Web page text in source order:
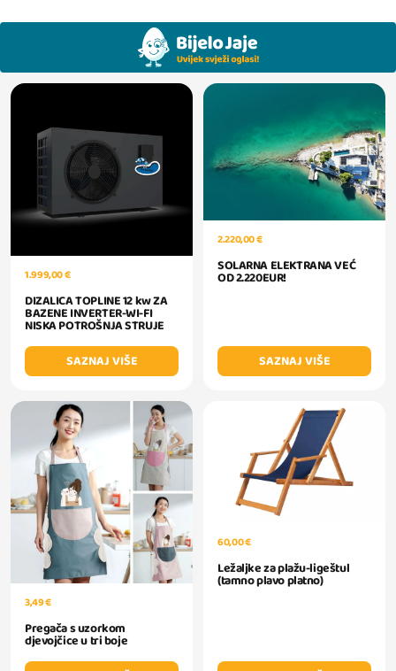
1.999,00 €
DIZALICA TOPLINE 12 kw ZA
BAZENE INVERTER-WI-FI
NISKA POTROŠNJA STRUJE
SAZNAJ VIŠE
2.220,00 €
SOLARNA ELEKTRANA VEĆ
OD 2.220EUR!
SAZNAJ VIŠE
3,49 €
Pregača s uzorkom
djevojčice u tri boje
60,00 €
Ležaljke za plažu-ligeštul
(tamno plavo platno)